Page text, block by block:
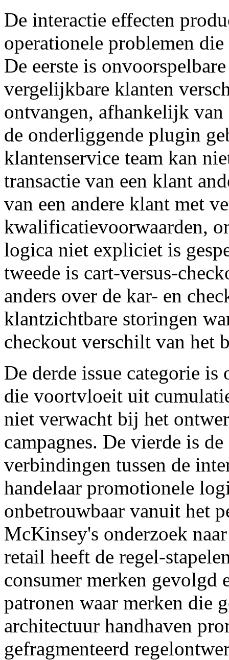
De interactie effecten
operationele problemen
De eerste is
vergelijkbare klanten
ontvangen, afhankelijk
de onderliggende plugin
klantenservice team kan
transactie van een klant
van een andere klant met
kwalificatievoorwaarden,
logica niet expliciet is
tweede is cart-versus-
anders over de kar- en
klantzichtbare storingen
checkout verschilt van het
De derde issue categorie is
die voortvloeit uit
niet verwacht bij het
campagnes. De vierde is
verbindingen tussen de
handelaar promotionele
onbetrouwbaar vanuit het
McKinsey's onderzoek
retail heeft de regel-
consumer merken gevolgd
patronen waar merken die
architectuur handhaven
gefragmenteerd